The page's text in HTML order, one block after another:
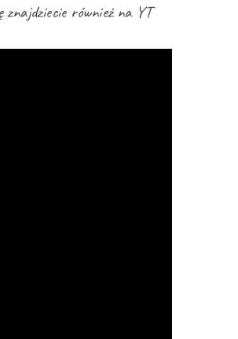
znajdziecie również na YT